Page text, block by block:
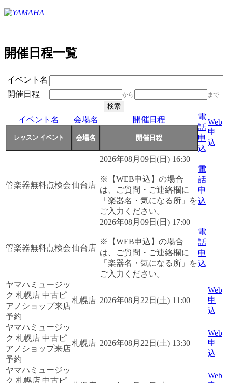
開催日程一覧
イベント名
開催日程
から まで
イベント名 会場名 開催日程
電
話
申
込
Web
申
込
管楽器無料点検会仙台店
2026年08月09日(日) 16:30
※【WEB申込】の場合
は、ご質問・ご連絡欄に
「楽器名・気になる所」を
ご入力ください。
電
話
申
込
管楽器無料点検会仙台店
2026年08月09日(日) 17:00
※【WEB申込】の場合
は、ご質問・ご連絡欄に
「楽器名・気になる所」を
ご入力ください。
電
話
申
込
ヤマハミュージッ
ク 札幌店 中古ピ
アノショップ来店
予約
札幌店 2026年08月22日(土) 11:00
Web
申
込
ヤマハミュージッ
ク 札幌店 中古ピ
アノショップ来店
予約
札幌店 2026年08月22日(土) 13:30
Web
申
込
ヤマハミュージッ
ク 札幌店 中古ピ
Web